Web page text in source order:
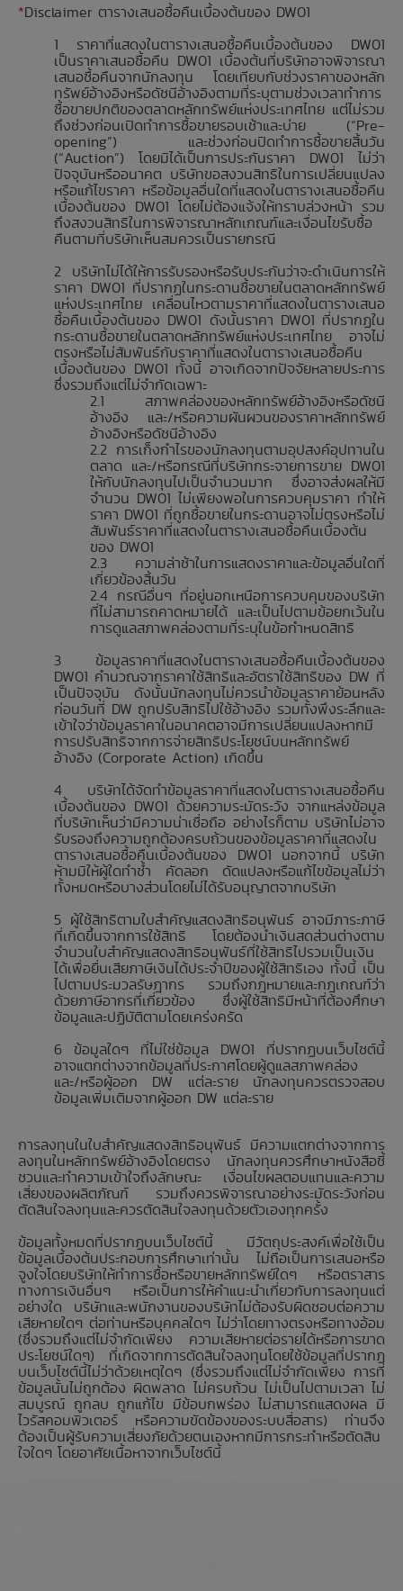
*Disclaimer ตารางเสนอซื้อคืนเบื้องต้นของ DW01
ราคาที่แสดงในตารางเสนอซื้อคืนเบื้องต้นของ DW01
เป็นราคาเสนอซื้อคืน DW01 เบื้องต้นที่บริษัทอาจพิจารณา
เสนอซื้อคืนจากนักลงทุน โดยเทียบกับช่วงราคาของหลัก
ทรัพย์อ้างอิงหรือดัชนีอ้างอิงตามที่ระบุตามช่วงเวลาทำการ
ซื้อขายปกติของตลาดหลักทรัพย์แห่งประเทศไทย แต่ไม่รวม
ถึงช่วงก่อนเปิดทำการซื้อขายรอบเช้าและบ่าย (“Pre-
opening”) และช่วงก่อนปิดทำการซื้อขายสิ้นวัน
(“Auction”) โดยมิได้เป็นการประกันราคา DW01 ไม่ว่า
ปัจจุบันหรืออนาคต บริษัทขอสงวนสิทธิในการเปลี่ยนแปลง
หรือแก้ไขราคา หรือข้อมูลอื่นใดที่แสดงในตารางเสนอซื้อคืน
เบื้องต้นของ DW01 โดยไม่ต้องแจ้งให้ทราบล่วงหน้า รวม
ถึงสงวนสิทธิในการพิจารณาหลักเกณฑ์และเงื่อนไขรับซื้อ
คืนตามที่บริษัทเห็นสมควรเป็นรายกรณี
บริษัทไม่ได้ให้การรับรองหรือรับประกันว่าจะดำเนินการให้
ราคา DW01 ที่ปรากฏในกระดานซื้อขายในตลาดหลักทรัพย์
แห่งประเทศไทย เคลื่อนไหวตามราคาที่แสดงในตารางเสนอ
ซื้อคืนเบื้องต้นของ DW01 ดังนั้นราคา DW01 ที่ปรากฏใน
กระดานซื้อขายในตลาดหลักทรัพย์แห่งประเทศไทย อาจไม่
ตรงหรือไม่สัมพันธ์กับราคาที่แสดงในตารางเสนอซื้อคืน
เบื้องต้นของ DW01 ทั้งนี้ อาจเกิดจากปัจจัยหลายประการ
ซึ่งรวมถึงแต่ไม่จำกัดเฉพาะ
สภาพคล่องของหลักทรัพย์อ้างอิงหรือดัชนี
อ้างอิง และ/หรือความผันผวนของราคาหลักทรัพย์
อ้างอิงหรือดัชนีอ้างอิง
การเก็งกำไรของนักลงทุนตามอุปสงค์อุปทานใน
ตลาด และ/หรือกรณีที่บริษัทกระจายการขาย DW01
ให้กับนักลงทุนไปเป็นจำนวนมาก ซึ่งอาจส่งผลให้มี
จำนวน DW01 ไม่เพียงพอในการควบคุมราคา ทำให้
ราคา DW01 ที่ถูกซื้อขายในกระดานอาจไม่ตรงหรือไม่
สัมพันธ์ราคาที่แสดงในตารางเสนอซื้อคืนเบื้องต้น
ของ DW01
ความล่าช้าในการแสดงราคาและข้อมูลอื่นใดที่
เกี่ยวข้องสิ้นวัน
กรณีอื่นๆ ที่อยู่นอกเหนือการควบคุมของบริษัท
ที่ไม่สามารถคาดหมายได้ และเป็นไปตามข้อยกเว้นใน
การดูแลสภาพคล่องตามที่ระบุในข้อกำหนดสิทธิ
ข้อมูลราคาที่แสดงในตารางเสนอซื้อคืนเบื้องต้นของ
DW01 คำนวณจากราคาใช้สิทธิและอัตราใช้สิทธิของ DW ที่
เป็นปัจจุบัน ดังนั้นนักลงทุนไม่ควรนำข้อมูลราคาย้อนหลัง
ก่อนวันที่ DW ถูกปรับสิทธิไปใช้อ้างอิง รวมทั้งพึงระลึกและ
เข้าใจว่าข้อมูลราคาในอนาคตอาจมีการเปลี่ยนแปลงหากมี
การปรับสิทธิจากการจ่ายสิทธิประโยชน์บนหลักทรัพย์
อ้างอิง (Corporate Action) เกิดขึ้น
บริษัทได้จัดทำข้อมูลราคาที่แสดงในตารางเสนอซื้อคืน
เบื้องต้นของ DW01 ด้วยความระมัดระวัง จากแหล่งข้อมูล
ที่บริษัทเห็นว่ามีความน่าเชื่อถือ อย่างไรก็ตาม บริษัทไม่อาจ
รับรองถึงความถูกต้องครบถ้วนของข้อมูลราคาที่แสดงใน
ตารางเสนอซื้อคืนเบื้องต้นของ DW01 นอกจากนี้ บริษัท
ห้ามมิให้ผู้ใดทำซ้ำ คัดลอก ดัดแปลงหรือแก้ไขข้อมูลไม่ว่า
ทั้งหมดหรือบางส่วนโดยไม่ได้รับอนุญาตจากบริษัท
ผู้ใช้สิทธิตามใบสำคัญแสดงสิทธิอนุพันธ์ อาจมีภาระภาษี
ที่เกิดขึ้นจากการใช้สิทธิ โดยต้องนำเงินสดส่วนต่างตาม
จำนวนใบสำคัญแสดงสิทธิอนุพันธ์ที่ใช้สิทธิไปรวมเป็นเงิน
ได้เพื่อยื่นเสียภาษีเงินได้ประจำปีของผู้ใช้สิทธิเอง ทั้งนี้ เป็น
ไปตามประมวลรัษฎากร รวมถึงกฎหมายและกฎเกณฑ์ว่า
ด้วยภาษีอากรที่เกี่ยวข้อง ซึ่งผู้ใช้สิทธิมีหน้าที่ต้องศึกษา
ข้อมูลและปฏิบัติตามโดยเคร่งครัด
ข้อมูลใดๆ ที่ไม่ใช่ข้อมูล DW01 ที่ปรากฏบนเว็บไซต์นี้
อาจแตกต่างจากข้อมูลที่ประกาศโดยผู้ดูแลสภาพคล่อง
และ/หรือผู้ออก DW แต่ละราย นักลงทุนควรตรวจสอบ
ข้อมูลเพิ่มเติมจากผู้ออก DW แต่ละราย
การลงทุนในใบสำคัญแสดงสิทธิอนุพันธ์ มีความแตกต่างจากการ
ลงทุนในหลักทรัพย์อ้างอิงโดยตรง นักลงทุนควรศึกษาหนังสือชี้
ชวนและทำความเข้าใจถึงลักษณะ เงื่อนไขผลตอบแทนและความ
เสี่ยงของผลิตภัณฑ์ รวมถึงควรพิจารณาอย่างระมัดระวังก่อน
ตัดสินใจลงทุนและควรตัดสินใจลงทุนด้วยตัวเองทุกครั้ง
ข้อมูลทั้งหมดที่ปรากฏบนเว็บไซต์นี้ มีวัตถุประสงค์เพื่อใช้เป็น
ข้อมูลเบื้องต้นประกอบการศึกษาเท่านั้น ไม่ถือเป็นการเสนอหรือ
จูงใจโดยบริษัทให้ทำการซื้อหรือขายหลักทรัพย์ใดๆ หรือตราสาร
ทางการเงินอื่นๆ หรือเป็นการให้คำแนะนำเกี่ยวกับการลงทุนแต่
อย่างใด บริษัทและพนักงานของบริษัทไม่ต้องรับผิดชอบต่อความ
เสียหายใดๆ ต่อท่านหรือบุคคลใดๆ ไม่ว่าโดยทางตรงหรือทางอ้อม
(ซึ่งรวมถึงแต่ไม่จำกัดเพียง ความเสียหายต่อรายได้หรือการขาด
ประโยชน์ใดๆ) ที่เกิดจากการตัดสินใจลงทุนโดยใช้ข้อมูลที่ปรากฏ
บนเว็บไซต์นี้ไม่ว่าด้วยเหตุใดๆ (ซึ่งรวมถึงแต่ไม่จำกัดเพียง การที่
ข้อมูลนั้นไม่ถูกต้อง ผิดพลาด ไม่ครบถ้วน ไม่เป็นไปตามเวลา ไม่
สมบูรณ์ ถูกลบ ถูกแก้ไข มีข้อบกพร่อง ไม่สามารถแสดงผล มี
ไวรัสคอมพิวเตอร์ หรือความขัดข้องของระบบสื่อสาร) ท่านจึง
ต้องเป็นผู้รับความเสี่ยงภัยด้วยตนเองหากมีการกระทำหรือตัดสิน
ใจใดๆ โดยอาศัยเนื้อหาจากเว็บไซต์นี้